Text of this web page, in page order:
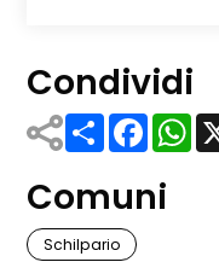
Condividi
Share
Comuni
Schilpario